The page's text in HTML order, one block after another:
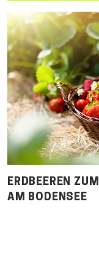
ERDBEEREN
AM BODENSEE